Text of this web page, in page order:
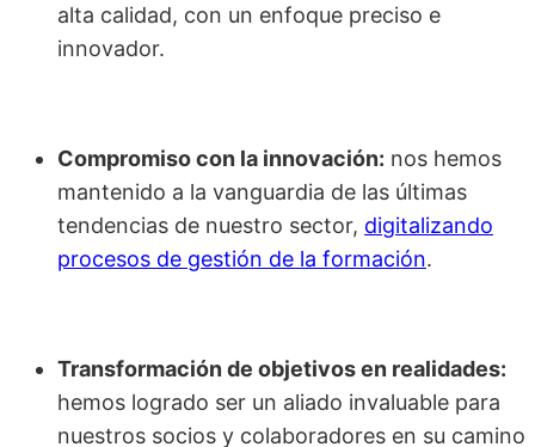
alta calidad, con un enfoque preciso e
innovador.
Compromiso con la innovación: nos hemos
mantenido a la vanguardia de las últimas
tendencias de nuestro sector, digitalizando
procesos de gestión de la formación.
Transformación de objetivos en realidades:
hemos logrado ser un aliado invaluable para
nuestros socios y colaboradores en su camino